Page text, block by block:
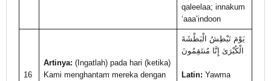
qaleelaa; innakum
‘aaa’indoon
16
Artinya: (Ingatlah) pada hari (ketika)
Kami menghantam mereka dengan
يَوْمَ نَبْطِشُ الْبَطْشَةَ
الْكُبْرَىٰ إِنَّا مُنتَقِمُونَ
Latin: Yawma